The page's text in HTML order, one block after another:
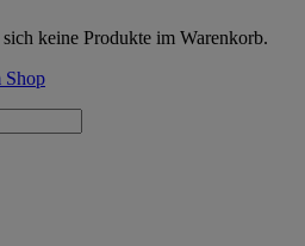
keine Produkte im Warenkorb.
Shop